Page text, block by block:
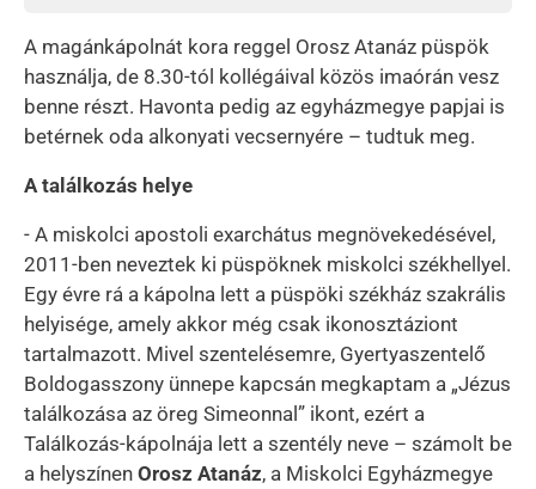
A magánkápolnát kora reggel Orosz Atanáz püspök
használja, de 8.30-tól kollégáival közös imaórán vesz
benne részt. Havonta pedig az egyházmegye papjai is
betérnek oda alkonyati vecsernyére – tudtuk meg.
A találkozás helye
- A miskolci apostoli exarchátus megnövekedésével,
2011-ben neveztek ki püspöknek miskolci székhellyel.
Egy évre rá a kápolna lett a püspöki székház szakrális
helyisége, amely akkor még csak ikonosztáziont
tartalmazott. Mivel szentelésemre, Gyertyaszentelő
Boldogasszony ünnepe kapcsán megkaptam a „Jézus
találkozása az öreg Simeonnal” ikont, ezért a
Találkozás-kápolnája lett a szentély neve – számolt be
a helyszínen Orosz Atanáz, a Miskolci Egyházmegye